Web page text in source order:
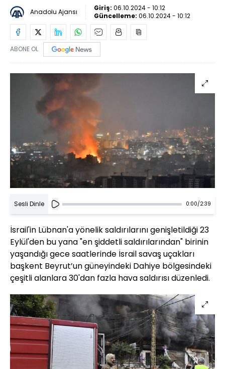
Anadolu Ajansı Giriş: 06.10.2024 - 10:12
Güncelleme: 06.10.2024 - 10:12
ABONE OL
Sesli Dinle 0:00/2:39
İsrail'in Lübnan'a yönelik saldırılarını genişletildiği 23
Eylül'den bu yana "en şiddetli saldırılarından" birinin
yaşandığı gece saatlerinde İsrail savaş uçakları
başkent Beyrut’un güneyindeki Dahiye bölgesindeki
çeşitli alanlara 30'dan fazla hava saldırısı düzenledi.